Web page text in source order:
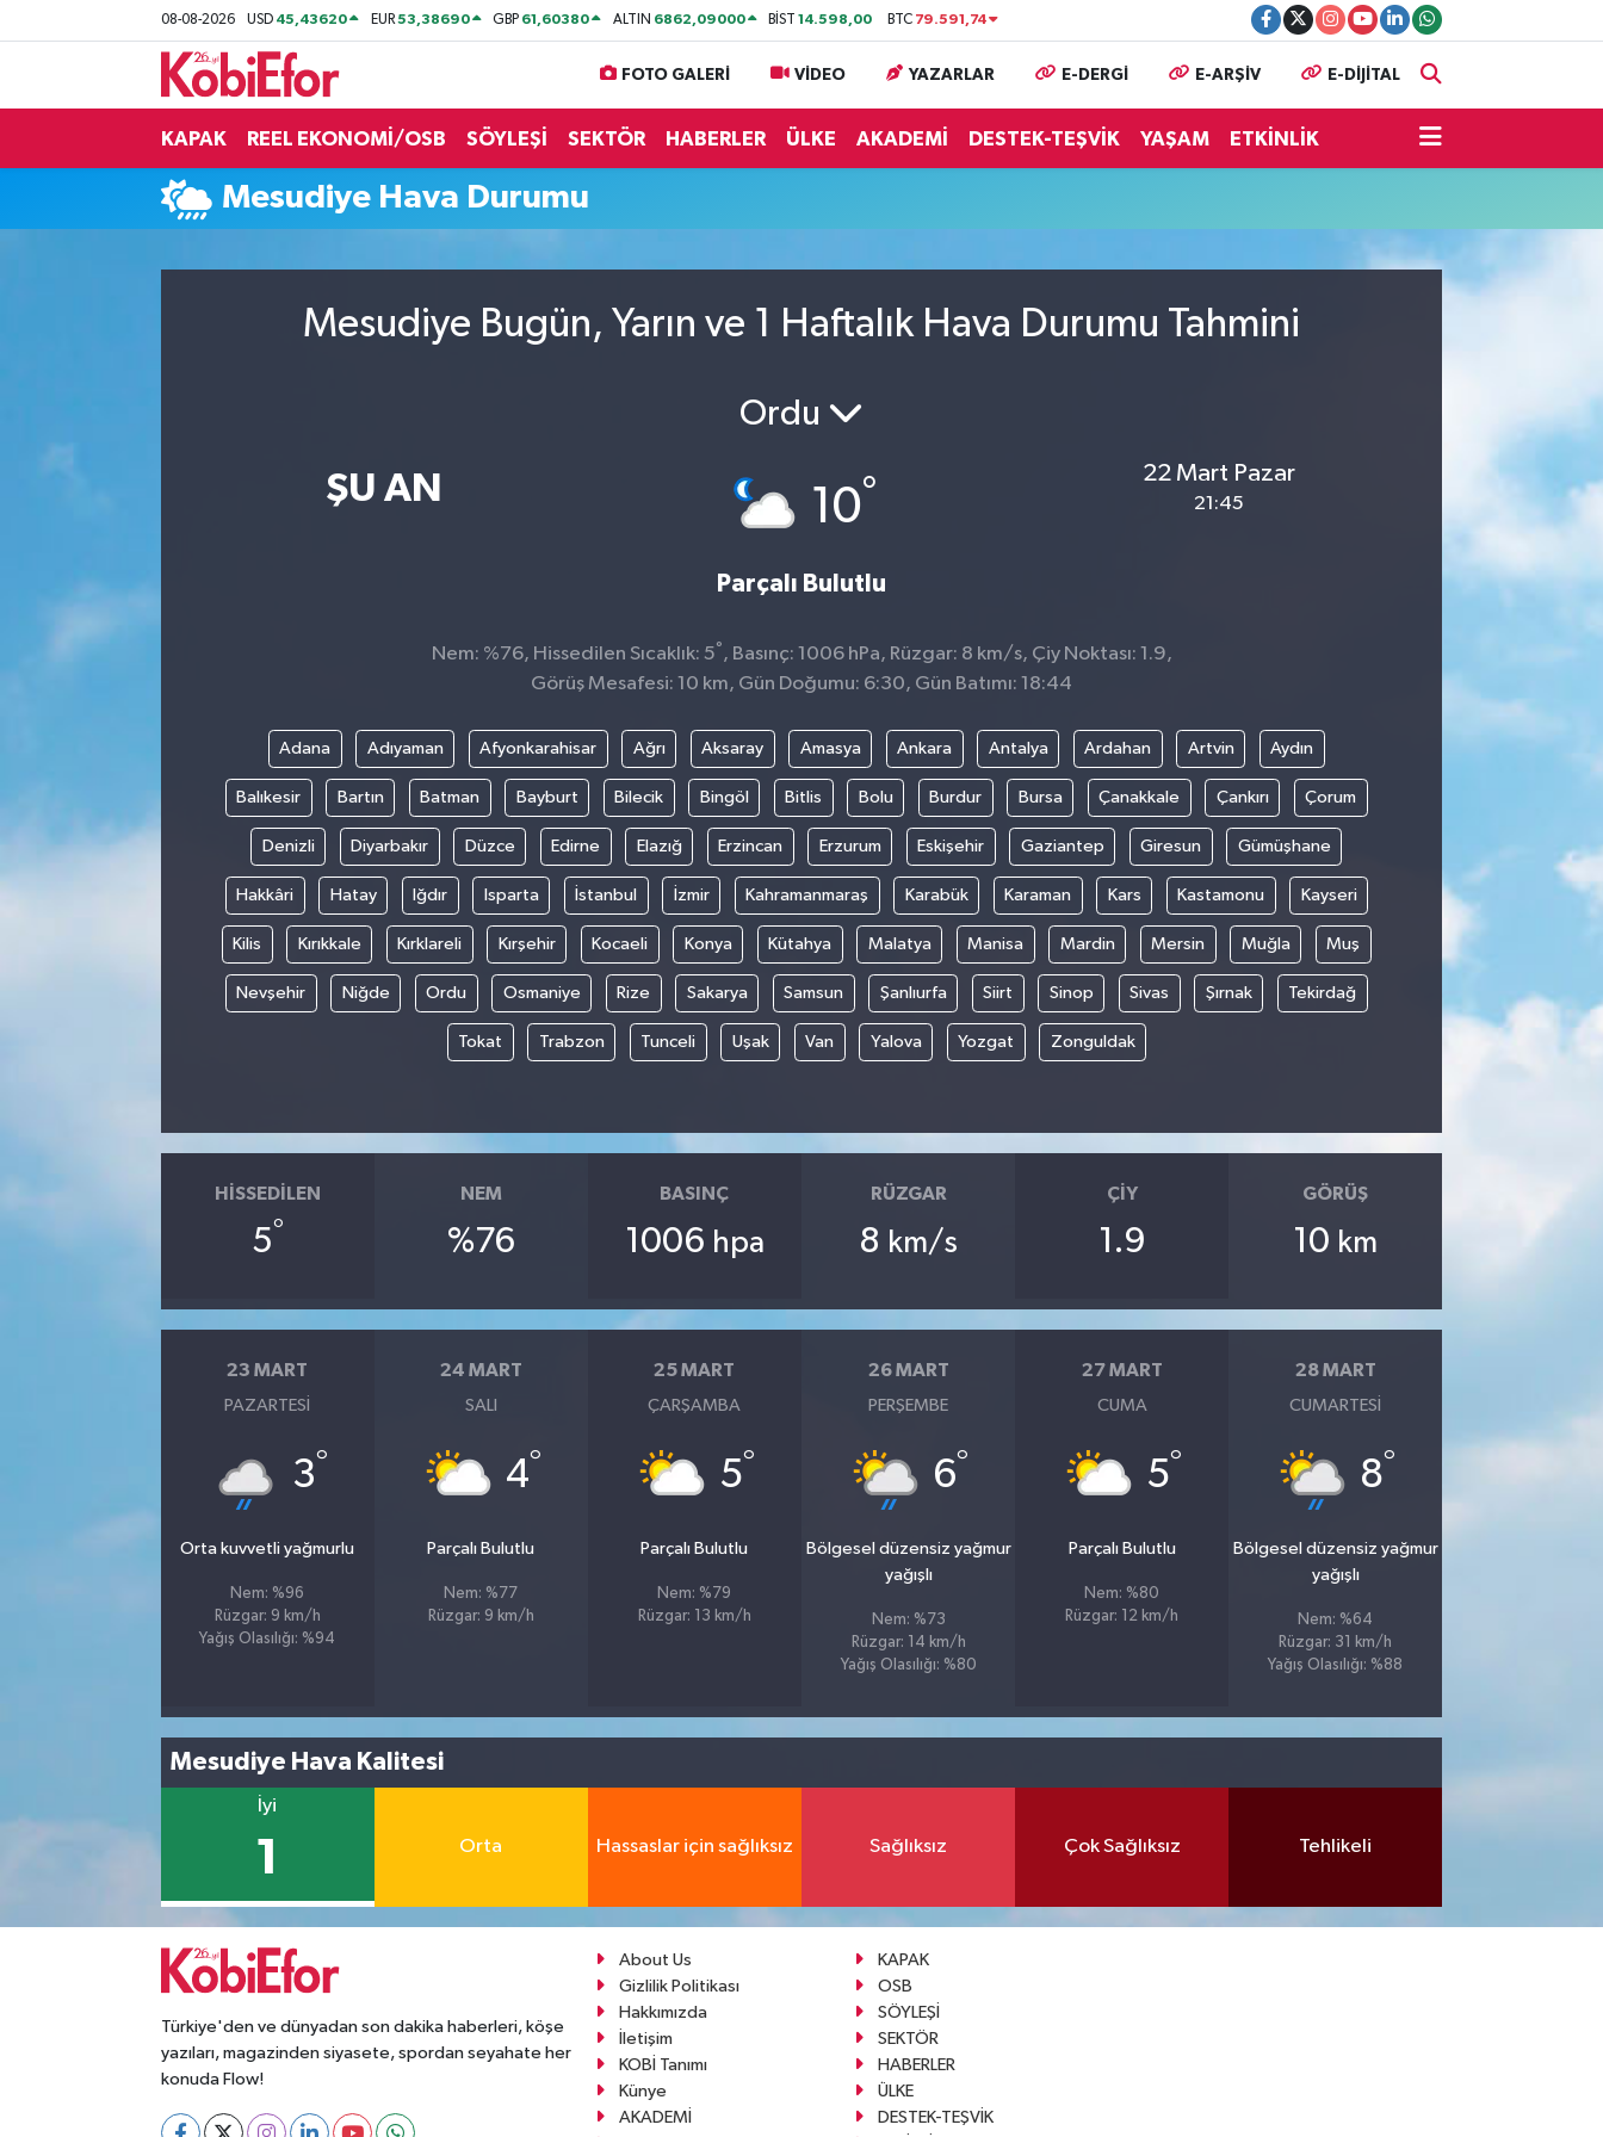
08-08-2026 USD 45,43620 EUR53,38690 GBP 61,60380 ALTIN 6862,09000 BİST14.598,00 BTC 79.591,74
FOTO GALERİ VİDEO YAZARLAR E-DERGİ E-ARŞİV E-DİJİTAL
KAPAK REEL EKONOMİ/OSB SÖYLEŞİ SEKTÖR HABERLER ÜLKE AKADEMİ DESTEK-TEŞVİK YAŞAM ETKİNLİK
Mesudiye Hava Durumu
Mesudiye Bugün, Yarın ve 1 Haftalık Hava Durumu Tahmini
ŞU AN
Ordu
10°
Parçalı Bulutlu
22 Mart Pazar
21:45
Nem: %76, Hissedilen Sıcaklık: 5° , Basınç: 1006 hPa, Rüzgar: 8 km/s, Çiy Noktası: 1.9,
Görüş Mesafesi: 10 km, Gün Doğumu: 6:30, Gün Batımı: 18:44
Adana Adıyaman Afyonkarahisar Ağrı Aksaray Amasya Ankara Antalya Ardahan Artvin Aydın
Balıkesir Bartın Batman Bayburt Bilecik Bingöl Bitlis Bolu Burdur Bursa Çanakkale Çankırı Çorum
Denizli Diyarbakır Düzce Edirne Elazığ Erzincan Erzurum Eskişehir Gaziantep Giresun Gümüşhane
Hakkâri Hatay Iğdır Isparta İstanbul İzmir Kahramanmaraş Karabük Karaman Kars Kastamonu Kayseri
Kilis Kırıkkale Kırklareli Kırşehir Kocaeli Konya Kütahya Malatya Manisa Mardin Mersin Muğla Muş
Nevşehir Niğde Ordu Osmaniye Rize Sakarya Samsun Şanlıurfa Siirt Sinop Sivas Şırnak Tekirdağ
Tokat Trabzon Tunceli Uşak Van Yalova Yozgat Zonguldak
HISSEDILEN
5°
NEM
%76
BASINÇ
1006 hpa
RÜZGAR
8 km/s
ÇIY
1.9
GÖRÜŞ
10 km
23 MART
PAZARTESI
3°
Orta kuvvetli yağmurlu
Nem: %96
Rüzgar: 9 km/h
Yağış Olasılığı: %94
24 MART
SALI
4°
Parçalı Bulutlu
Nem: %77
Rüzgar: 9 km/h
25 MART
ÇARŞAMBA
5°
Parçalı Bulutlu
Nem: %79
Rüzgar: 13 km/h
26 MART
PERŞEMBE
6°
Bölgesel düzensiz yağmur
yağışlı
Nem: %73
Rüzgar: 14 km/h
Yağış Olasılığı: %80
27 MART
CUMA
5°
Parçalı Bulutlu
Nem: %80
Rüzgar: 12 km/h
28 MART
CUMARTESI
8°
Bölgesel düzensiz yağmur
yağışlı
Nem: %64
Rüzgar: 31 km/h
Yağış Olasılığı: %88
Mesudiye Hava Kalitesi
İyi
1 Orta Hassaslar için sağlıksız Sağlıksız Çok Sağlıksız Tehlikeli
Türkiye'den ve dünyadan son dakika haberleri, köşe
yazıları, magazinden siyasete, spordan seyahate her
konuda Flow!
About Us
KAPAK
Gizlilik Politikası
OSB
Hakkımızda
SÖYLEŞİ
İletişim
SEKTÖR
KOBİ Tanımı
HABERLER
Künye
ÜLKE
AKADEMİ
DESTEK-TEŞVİK
BİLİŞİM PANO
DESTEK-TEŞVİK
YAŞAM